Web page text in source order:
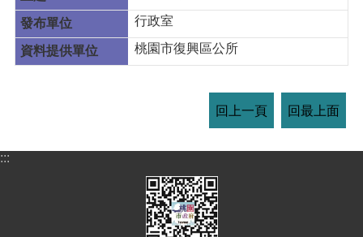
行政室
桃園市復興區公所
回上一頁 回最上面
:::